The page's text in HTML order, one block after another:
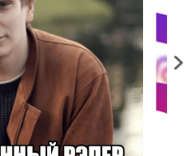
Next